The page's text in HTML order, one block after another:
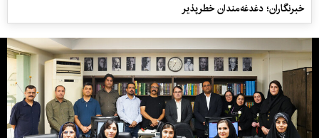
خبرنگاران؛ دغدغه‌مندان خطرپذیر